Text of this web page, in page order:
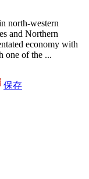
north-western
and Northern
economy with
one of the ...
保存